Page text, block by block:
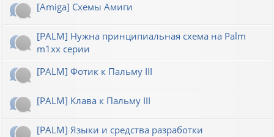
[Amiga] Схемы Амиги
[PALM] Нужна принципиальная схема на Palm
m1xx серии
[PALM] Фотик к Пальму III
[PALM] Клава к Пальму III
[PALM] Языки и средства разработки